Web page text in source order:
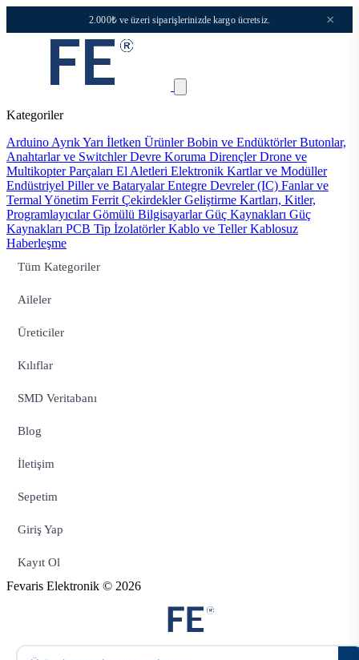
2.000₺ ve üzeri siparişlerinizde kargo ücretsiz. ×
Kategoriler
Arduino Ayrık Yarı İletken ÜrünlerBobin ve EndüktörlerButonlar,
Anahtarlar ve SwitchlerDevre Koruma DirençlerDrone ve
Multikopter Parçaları El Aletleri Elektronik Kartlar ve Modüller
Endüstriyel Piller ve BataryalarEntegre Devreler (IC) Fanlar ve
Termal Yönetim Ferrit ÇekirdeklerGeliştirme Kartları, Kitler,
ProgramlayıcılarGömülü BilgisayarlarGüç Kaynakları Güç
Kaynakları PCB Tip İzolatörlerKablo ve TellerKablosuz
Haberleşme
Tüm Kategoriler
Aileler
Üreticiler
Kılıflar
SMD Veritabanı
Blog
İletişim
Sepetim
Giriş Yap
Kayıt Ol
Fevaris Elektronik © 2026